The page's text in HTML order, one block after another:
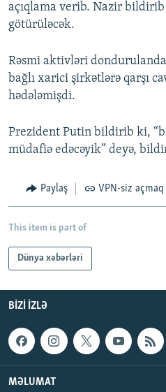
açıqlama verib. Nazir
götürüləcək.
Rəsmi aktivləri
bağlı xarici şirkətlərə qarşı
hədələmişdi.
Prezident Putin bildirib ki,
müdafiə edəcəyik” deyə,
Paylaş VPN-siz açmaq
This item is part of
Dünya xəbərləri
BIZI IZLƏ
MƏLUMAT